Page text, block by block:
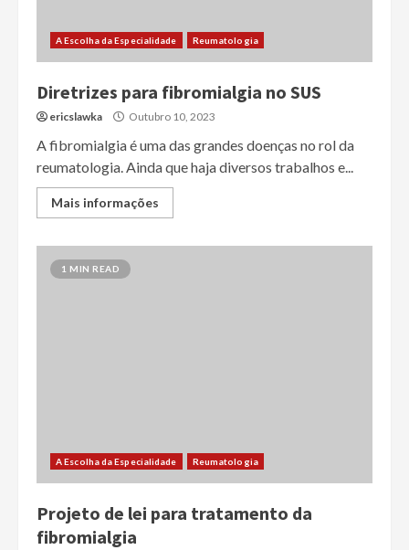
A Escolha da Especialidade Reumatologia
Diretrizes para fibromialgia no SUS
ericslawka Outubro 10, 2023
A fibromialgia é uma das grandes doenças no rol da
reumatologia. Ainda que haja diversos trabalhos e...
Mais informações
1 MIN READ
A Escolha da Especialidade Reumatologia
Projeto de lei para tratamento da
fibromialgia